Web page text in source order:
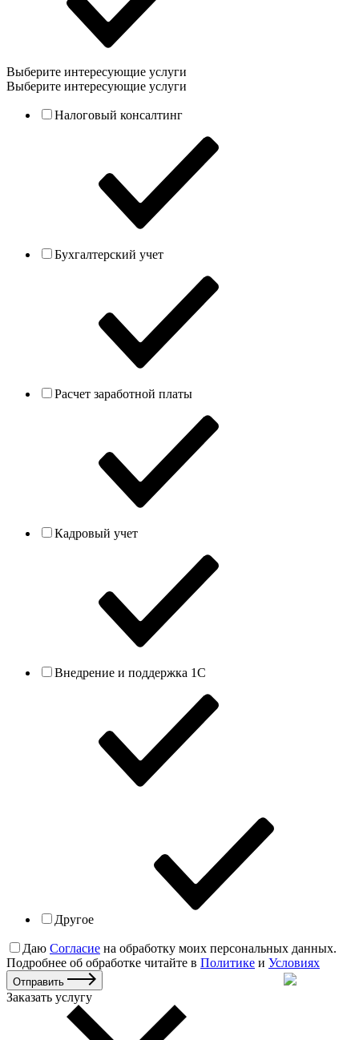
Выберите интересующие услуги
Выберите интересующие услуги
Налоговый консалтинг
Бухгалтерский учет
Расчет заработной платы
Кадровый учет
Внедрение и поддержка 1С
Другое
Даю Согласие на обработку моих персональных данных.
Подробнее об обработке читайте в Политике и Условиях
Отправить
Заказать услугу